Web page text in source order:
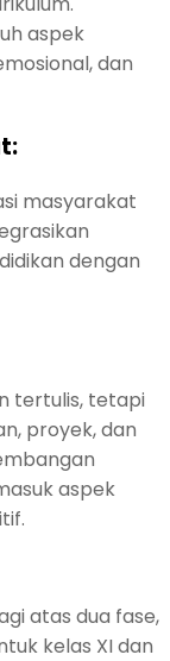
aspek
dan
masyarakat
dengan
tertulis, tetapi
proyek, dan
aspek
atas dua fase,
kelas XI dan